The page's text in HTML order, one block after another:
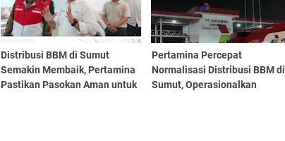
Distribusi BBM di Sumut
Semakin Membaik, Pertamina
Pastikan Pasokan Aman untuk
Pertamina Percepat
Normalisasi Distribusi BBM di
Sumut, Operasionalkan